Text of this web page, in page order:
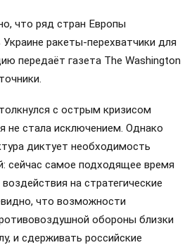
что ряд стран Европы
ракеты-перехватчики для
передаёт газета The Washington
с острым кризисом
не стала исключением. Однако
диктует необходимость
сейчас самое подходящее время
на стратегические
что возможности
обороны близки
и сдерживать российские